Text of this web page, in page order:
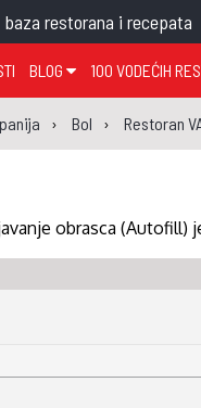
restorana i recepata
KRAPINSKO-
SISAČKO-
BJELOVARSKO-
LIČKO-
ŠIBENSKO-
PREDJELO
MEĐUJELO
DESERT
NAPICI
BLOG
TEMA TJEDNA
KLUB
100 VODEĆIH
GLASANJE
Bol Restoran
obrasca (Autofill)